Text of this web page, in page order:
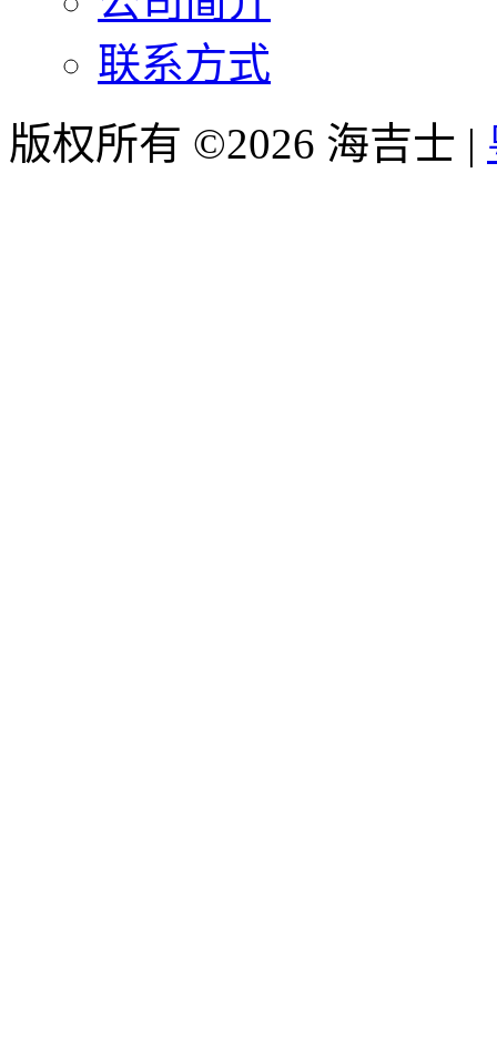
联系方式
版权所有 ©2026 海吉士 |